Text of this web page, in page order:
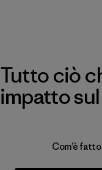
Tutto ciò
impatto
Com’è fatto